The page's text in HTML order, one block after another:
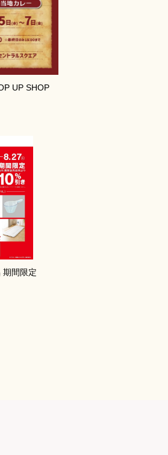
UP SHOP
間限定